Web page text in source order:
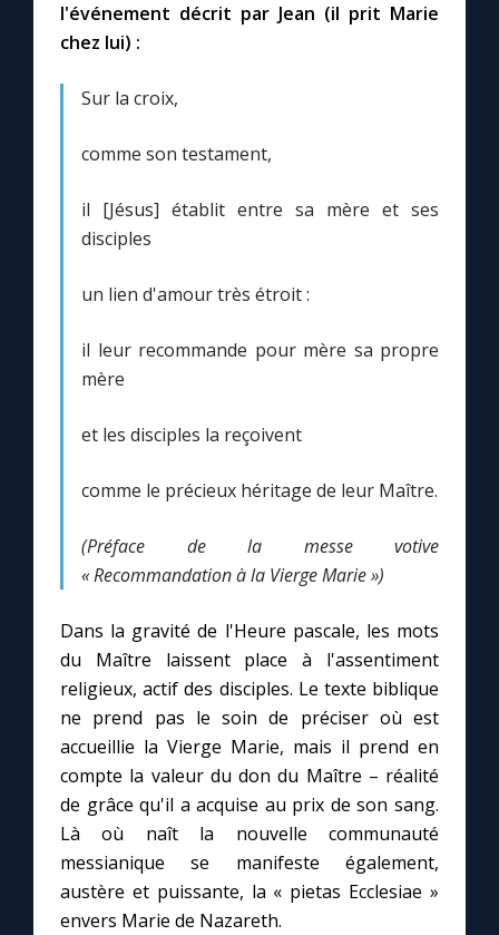
l'événement décrit par Jean (il prit Marie
chez lui) :
Sur la croix,
comme son testament,
il [Jésus] établit entre sa mère et ses
disciples
un lien d'amour très étroit :
il leur recommande pour mère sa propre
mère
et les disciples la reçoivent
comme le précieux héritage de leur Maître.
(Préface de la messe votive
« Recommandation à la Vierge Marie »)
Dans la gravité de l'Heure pascale, les mots
du Maître laissent place à l'assentiment
religieux, actif des disciples. Le texte biblique
ne prend pas le soin de préciser où est
accueillie la Vierge Marie, mais il prend en
compte la valeur du don du Maître – réalité
de grâce qu'il a acquise au prix de son sang.
Là où naît la nouvelle communauté
messianique se manifeste également,
austère et puissante, la « pietas Ecclesiae »
envers Marie de Nazareth.